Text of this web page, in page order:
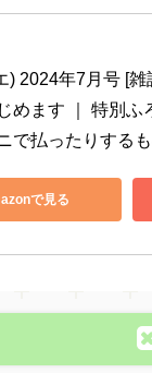
) 2024年7月号 [
めます ｜ 特別
で払ったりする
で見る